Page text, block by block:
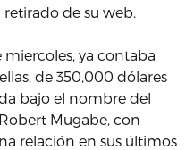
de su web.
miercoles, ya contaba
de 350,000 dólares
bajo el nombre del
Mugabe, con
relación en sus últimos